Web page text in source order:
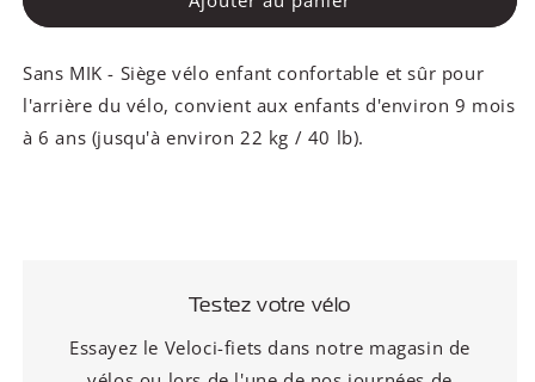
Sans MIK - Siège vélo enfant confortable et sûr pour
l'arrière du vélo, convient aux enfants d'environ 9 mois
à 6 ans (jusqu'à environ 22 kg / 40 lb).
Testez votre vélo
Essayez le Veloci-fiets dans notre magasin de